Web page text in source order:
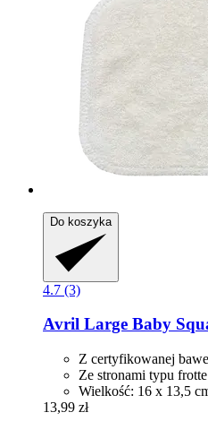
Do koszyka
4.7 (3)
Avril Large Baby
Z certyfikowanej
Ze stronami typu
Wielkość: 16 x 13,5
13,99 zł